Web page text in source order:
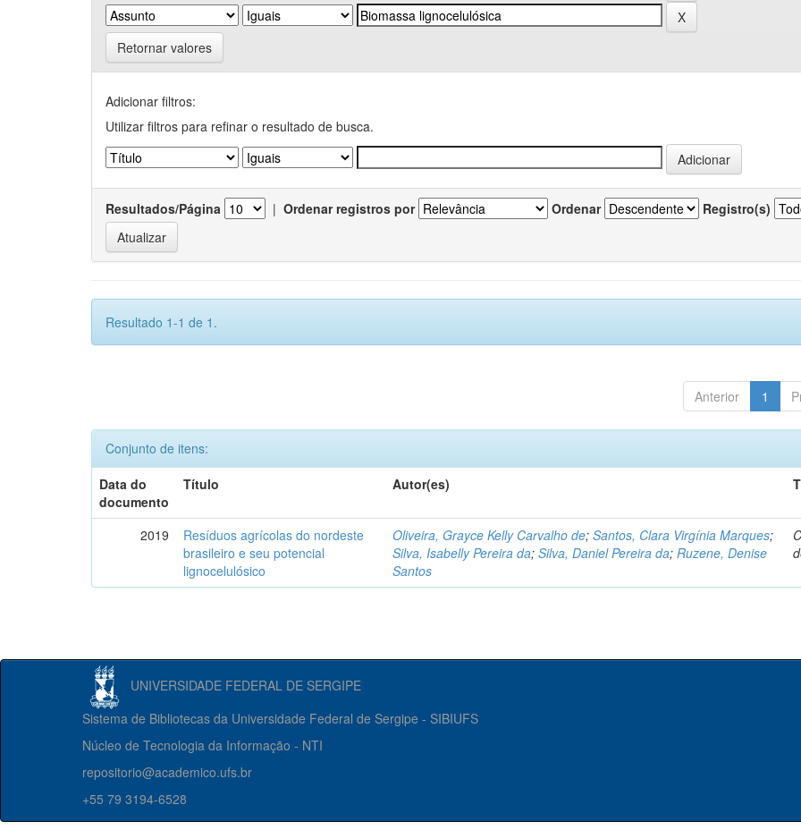
Retornar valores
Adicionar filtros:
Utilizar filtros para refinar o resultado de busca.
Resultados/Página | Ordenar registros por Ordenar Registro(s)
Resultado 1-1 de 1.
Anterior 1
Conjunto de itens:
Data do
documento
Título Autor(es)
2019
Resíduos agrícolas do nordeste
brasileiro e seu potencial
lignocelulósico
Oliveira, Grayce Kelly Carvalho de;Santos, Clara Virgínia Marques;
Silva, Isabelly Pereira da;Silva, Daniel Pereira da;Ruzene, Denise
Santos
UNIVERSIDADE FEDERAL DE SERGIPE
Sistema de Bibliotecas da Universidade Federal de Sergipe - SIBIUFS
Núcleo de Tecnologia da Informação - NTI
repositorio@academico.ufs.br
+55 79 3194-6528